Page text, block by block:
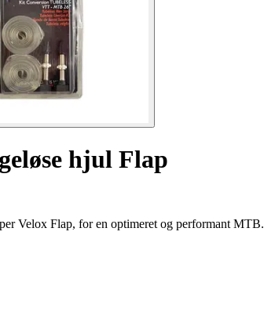
hjul Flap
Velox Flap, for en optimeret og performant MTB.